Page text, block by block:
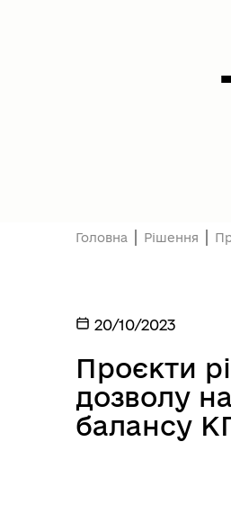
Головна Рішення
20/10/2023
Проєкти
дозволу
балансу